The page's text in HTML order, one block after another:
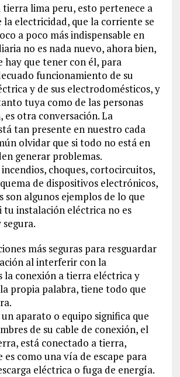
tierra lima peru, esto pertenece a
electricidad, que la corriente se
a poco más indispensable en
no es nada nuevo, ahora bien,
hay que tener con él, para
funcionamiento de su
y de sus electrodomésticos, y
tuya como de las personas
es otra conversación. La
tan presente en nuestro cada
olvidar que si todo no está en
generar problemas.
choques, cortocircuitos,
de dispositivos electrónicos,
son algunos ejemplos de lo que
tu instalación eléctrica no es
más seguras para resguardar
al interferir con la
la conexión a tierra eléctrica y
propia palabra, tiene todo que
aparato o equipo significa que
de su cable de conexión, el
está conectado a tierra,
es como una vía de escape para
eléctrica o fuga de energía.